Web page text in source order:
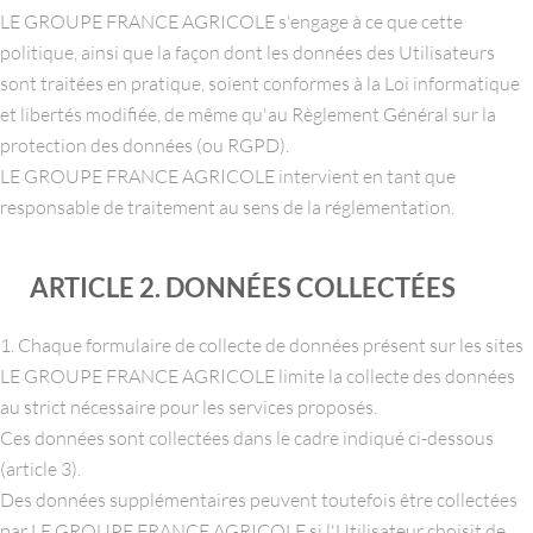
LE GROUPE FRANCE AGRICOLE s'engage à ce que cette
politique, ainsi que la façon dont les données des Utilisateurs
sont traitées en pratique, soient conformes à la Loi informatique
et libertés modifiée, de même qu'au Règlement Général sur la
protection des données (ou RGPD).
LE GROUPE FRANCE AGRICOLE intervient en tant que
responsable de traitement au sens de la réglementation.
ARTICLE 2. DONNÉES COLLECTÉES
1. Chaque formulaire de collecte de données présent sur les sites
LE GROUPE FRANCE AGRICOLE limite la collecte des données
au strict nécessaire pour les services proposés.
Ces données sont collectées dans le cadre indiqué ci-dessous
(article 3).
Des données supplémentaires peuvent toutefois être collectées